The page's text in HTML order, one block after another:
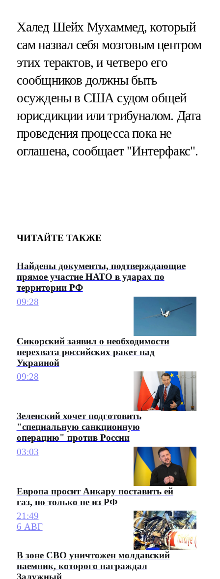
Халед Шейх Мухаммед, который
сам назвал себя мозговым центром
этих терактов, и четверо его
сообщников должны быть
осуждены в США судом общей
юрисдикции или трибуналом. Дата
проведения процесса пока не
оглашена, сообщает "Интерфакс".
ЧИТАЙТЕ ТАКЖЕ
Найдены документы, подтверждающие
прямое участие НАТО в ударах по
территории РФ
09:28
Сикорский заявил о необходимости
перехвата российских ракет над
Украиной
09:28
Зеленский хочет подготовить
"специальную санкционную
операцию" против России
03:03
Европа просит Анкару поставить ей
газ, но только не из РФ
21:49
6 АВГ
В зоне СВО уничтожен молдавский
наемник, которого награждал
Залужный